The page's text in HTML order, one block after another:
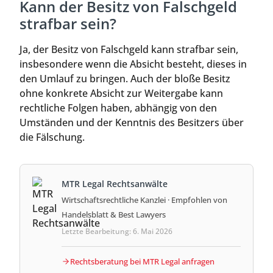
Kann der Besitz von Falschgeld
strafbar sein?
Ja, der Besitz von Falschgeld kann strafbar sein,
insbesondere wenn die Absicht besteht, dieses in
den Umlauf zu bringen. Auch der bloße Besitz
ohne konkrete Absicht zur Weitergabe kann
rechtliche Folgen haben, abhängig von den
Umständen und der Kenntnis des Besitzers über
die Fälschung.
MTR Legal Rechtsanwälte
Wirtschaftsrechtliche Kanzlei · Empfohlen von
Handelsblatt & Best Lawyers
Letzte Bearbeitung: 6. Mai 2026
Rechtsberatung bei MTR Legal anfragen